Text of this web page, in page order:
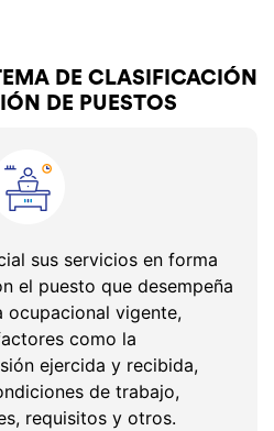
DE CLASIFICACIÓN
DE PUESTOS
sus servicios en forma
el puesto que desempeña
ocupacional vigente,
como la
ejercida y recibida,
de trabajo,
requisitos y otros.